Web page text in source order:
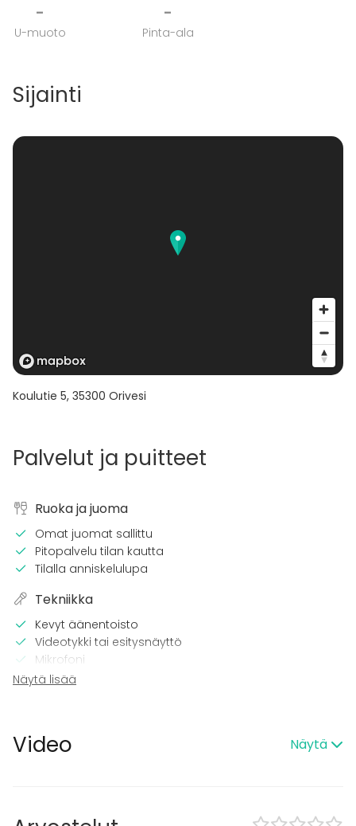
-
U-muoto
-
Pinta-ala
Sijainti
Koulutie 5, 35300 Orivesi
Palvelut ja puitteet
Ruoka ja juoma
Omat juomat sallittu
Pitopalvelu tilan kautta
Tilalla anniskelulupa
Tekniikka
Kevyt äänentoisto
Videotykki tai esitysnäyttö
Mikrofoni
Wi-Fi
Majoittumismahdollisuus
Näytä lisää
Video Näytä